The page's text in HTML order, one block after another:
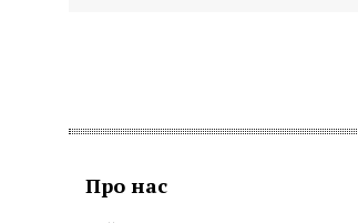
Про нас